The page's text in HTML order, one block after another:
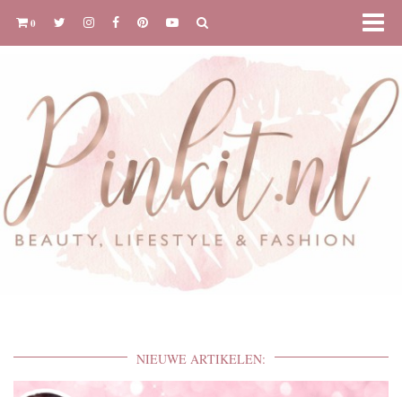
0
NIEUWE ARTIKELEN: